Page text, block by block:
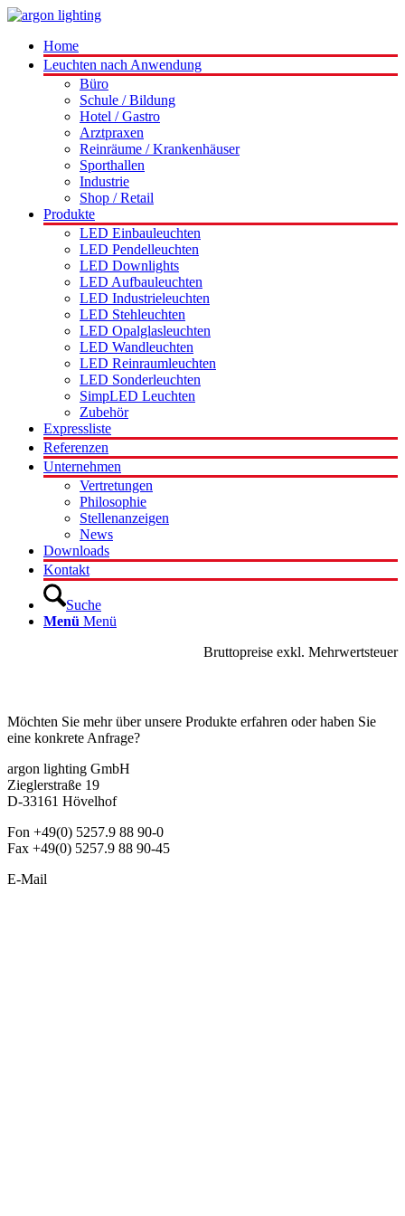
Home
Leuchten nach Anwendung
Büro
Schule / Bildung
Hotel / Gastro
Arztpraxen
Reinräume / Krankenhäuser
Sporthallen
Industrie
Shop / Retail
Produkte
LED Einbauleuchten
LED Pendelleuchten
LED Downlights
LED Aufbauleuchten
LED Industrieleuchten
LED Stehleuchten
LED Opalglasleuchten
LED Wandleuchten
LED Reinraumleuchten
LED Sonderleuchten
SimpLED Leuchten
Zubehör
Expressliste
Referenzen
Unternehmen
Vertretungen
Philosophie
Stellenanzeigen
News
Downloads
Kontakt
Suche
Menü Menü
Bruttopreise exkl. Mehrwertsteuer
Möchten Sie mehr über unsere Produkte erfahren oder haben Sie
eine konkrete Anfrage?
argon lighting GmbH
Zieglerstraße 19
D-33161 Hövelhof
Fon +49(0) 5257.9 88 90-0
Fax +49(0) 5257.9 88 90-45
E-Mail